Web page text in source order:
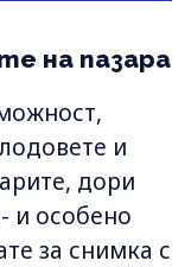
на пазара
и
дори
и особено
за снимка с